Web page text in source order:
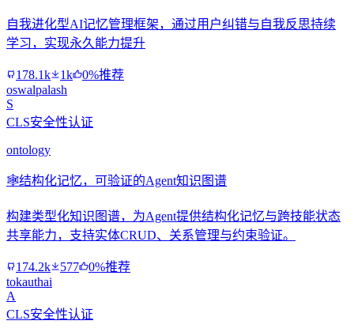
自我进化型AI记忆管理框架，通过用户纠错与自我反思持续
学习，实现永久能力提升
178.1k 1k
0%推荐
oswalpalash
S
CLS安全性认证
ontology
🕸️结构化记忆，可验证的Agent知识图谱
构建类型化知识图谱，为Agent提供结构化记忆与跨技能状态
共享能力，支持实体CRUD、关系管理与约束验证。
174.2k 577
0%推荐
tokauthai
A
CLS安全性认证